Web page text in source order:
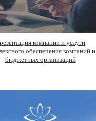
компании и услуги
обеспечения компаний и
бюджетных организаций